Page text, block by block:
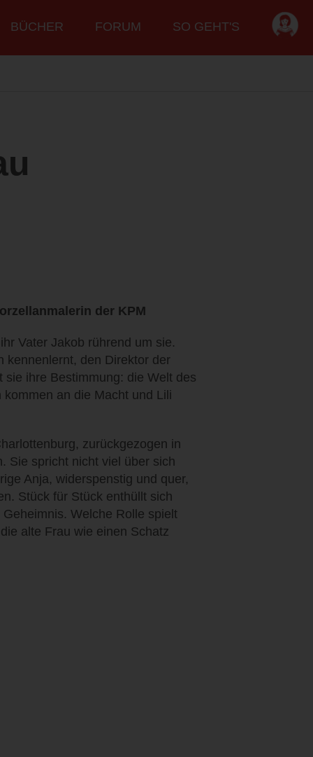
BÜCHER FORUM SO GEHT'S
der KPM
Vater Jakob rührend um sie.
kennenlernt, den Direktor der
ihre Bestimmung: die Welt des
an die Macht und Lili
zurückgezogen in
Sie spricht nicht viel über sich
Anja, widerspenstig und quer,
Stück für Stück enthüllt sich
Welche Rolle spielt
alte Frau wie einen Schatz